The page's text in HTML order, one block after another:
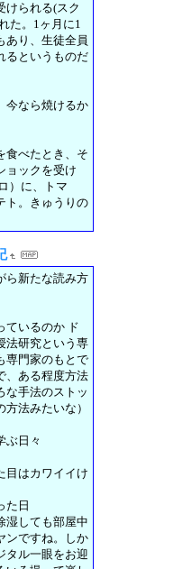
けられる(スク
た。1ヶ月に1
あり、生徒全員
るというものだ
今なら焼けるか
食べたとき、そ
ョックを受け
）に、トマ
ト。きゅうりの
ら新たな読み方
ているのか ド
法研究という専
専門家のもとで
、ある程度方法
な手法のストッ
法みたいな）
ぶ日々
目はカワイイけ
た日
湿しても部屋中
ンですね。しか
タル一眼をお迎